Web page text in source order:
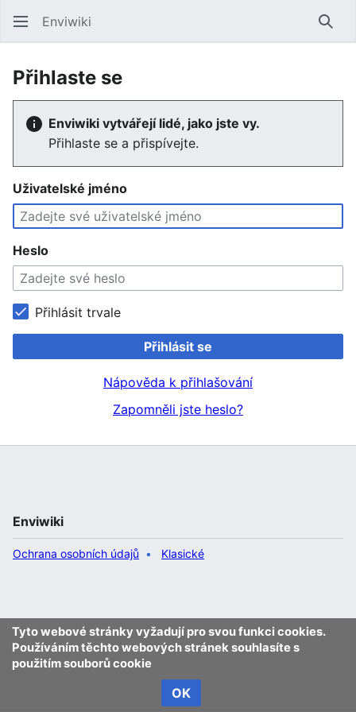
Enviwiki
Přihlaste se
Enviwiki vytvářejí lidé, jako jste vy.
Přihlaste se a přispívejte.
Uživatelské jméno
Heslo
Přihlásit trvale
Přihlásit se
Nápověda k přihlašování
Zapomněli jste heslo?
Tyto webové stránky vyžadují pro svou funkci cookies.
Používáním těchto webových stránek souhlasíte s
použitím souborů cookie
OK
Enviwiki
Ochrana osobních údajů Klasické